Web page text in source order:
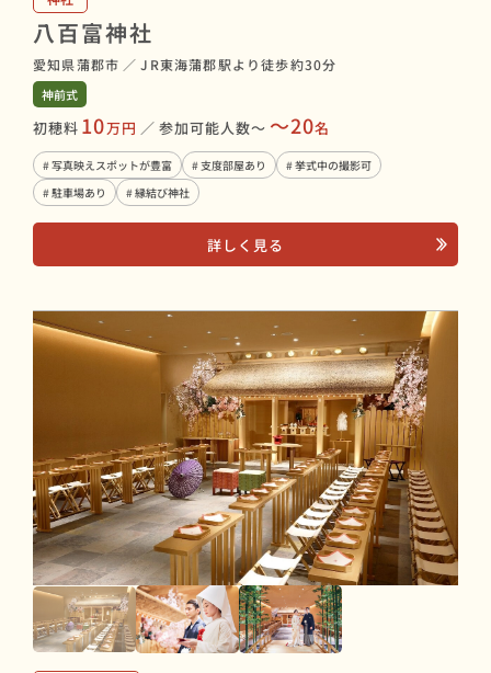
八百富神社
愛知県蒲郡市 ／ JR東海蒲郡駅より徒歩約30分
神前式
初穂料 10万円 ／ 参加可能人数〜 〜20名
# 写真映えスポットが豊富 # 支度部屋あり
# 挙式中の撮影可
# 駐車場あり
# 縁結び神社
詳しく見る